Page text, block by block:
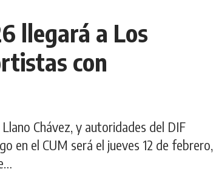
llegará a Los
con
Chávez, y autoridades del DIF
en el CUM será el jueves 12 de febrero,